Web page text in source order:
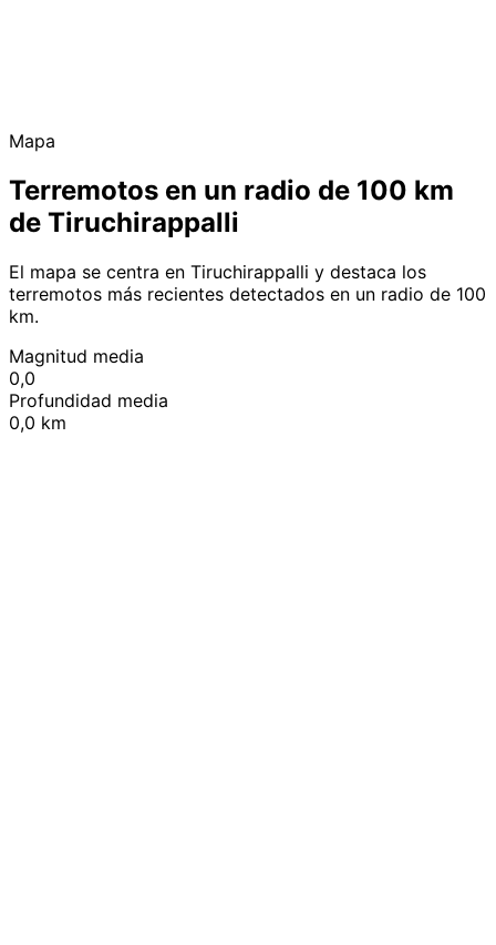
Mapa
Terremotos en un radio de 100 km
de Tiruchirappalli
El mapa se centra en Tiruchirappalli y destaca los
terremotos más recientes detectados en un radio de 100
km.
Magnitud media
0,0
Profundidad media
0,0 km